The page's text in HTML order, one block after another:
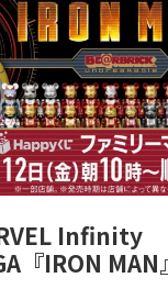
Infinity
『IRON